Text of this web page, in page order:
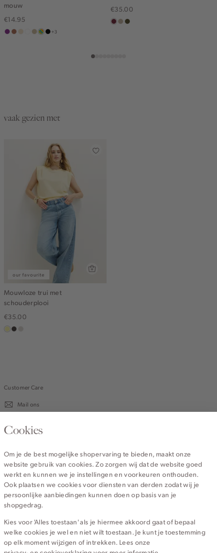
mouw
€14.95
middenpaars
terracotta
vanille
witlichtzand
meerkleurig
zwart
+3
€35.00
bordeaux
kit,groen,
vaak gezien met
our favourite
Mouwloze trui met
schouderplooi
€35.00
lichtgeel
choco
Customer Care
Mail ons
020 - 3412 670
Service
Wij zijn Cotton Club
Topcategorieën voor jou
Cookies
Om je de best mogelijke shopervaring te bieden, maakt onze
website gebruik van cookies. Zo zorgen wij dat de website goed
werkt en kunnen we je instellingen en voorkeuren onthouden.
Ook plaatsen we cookies voor diensten van derden zodat wij je
persoonlijke aanbiedingen kunnen doen op basis van je
shopgedrag.
Kies voor 'Alles toestaan' als je hiermee akkoord gaat of bepaal
welke cookies je wel en niet wilt toestaan. Je kunt je toestemming
op elk moment wijzigen of intrekken. Lees onze